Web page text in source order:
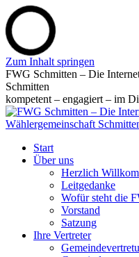
Zum Inhalt springen
FWG Schmitten – Die
Schmitten
kompetent – engagiert – im
Start
Über uns
Herzlich
Leitgedanke
Wofür steht die
Vorstand
Satzung
Ihre Vertreter